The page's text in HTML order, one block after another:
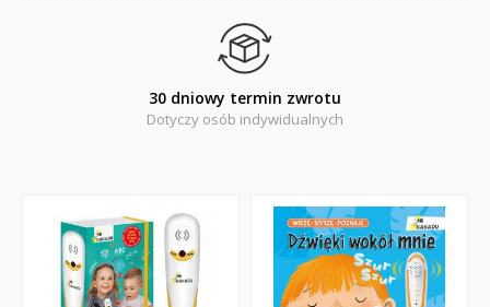
Książki religijne dla dzieci
Pomoce dydaktyczne
Puzzle
Promocje
30 dniowy termin zwrotu
Dotyczy osób indywidualnych